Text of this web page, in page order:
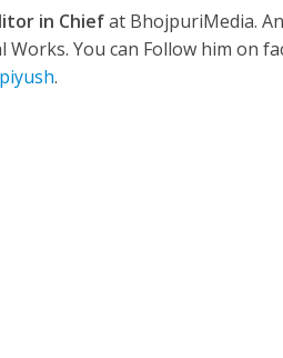
in Chiefat BhojpuriMedia.
Works. You can Follow him on
.